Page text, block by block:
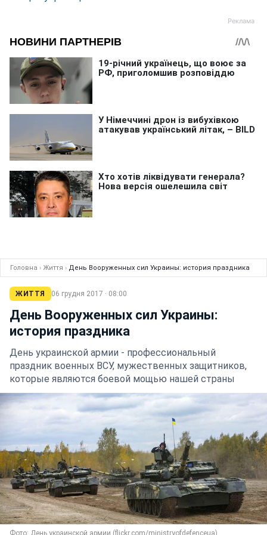
Головна › Життя › День Вооруженных сил Украины: история праздника
ЖИТТЯ 06 грудня 2017 · 08:00
День Вооруженных сил Украины:
история праздника
День украинской армии - профессиональный
праздник военных ВСУ, мужественных защитников,
которые являются боевой мощью нашей страны
Фото: День украинской армии (flickr.com/ministryofdefenceua)